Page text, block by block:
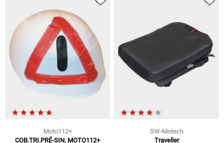
Moto112+
COB.TRI.PRÉ-SIN. MOTO112+
SW-Motech
Traveller